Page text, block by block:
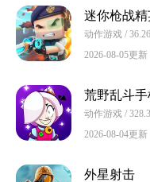
迷你枪战精
动作游戏 /
2026-08-05更新
荒野乱斗手
动作游戏 /
2026-08-04更新
外星射击